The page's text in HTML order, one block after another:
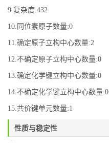
9.复杂度:432
10.同位素原子数量:0
11.确定原子立构中心数量:2
12.不确定原子立构中心数量:0
13.确定化学键立构中心数量:0
14.不确定化学键立构中心数量:0
15.共价键单元数量:1
性质与稳定性